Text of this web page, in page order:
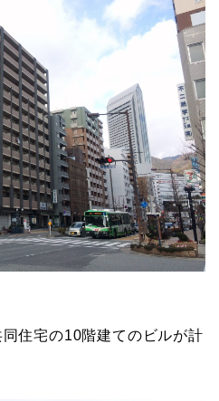
住宅の10階建てのビルが計